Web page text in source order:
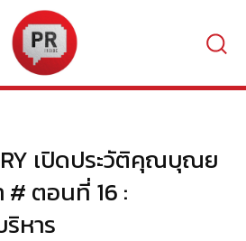
เปิดประวัติคุณบุณย
ตอนที่ 16 :
หาร